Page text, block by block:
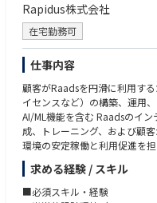
【働き方】
・部署の平均残業時間：約20ｈ
・休憩時間とは別に1日1回中断
・在宅勤務：あり
・フレックス勤務：業務に合
・転勤：なし
【職場の魅力】
・世界的にトップシェアをも
に関わる分野で活躍できます。
・電子ビーム描画装置全体の
れます。
部、サービス部等、様々な部
Rapidus株式会社
在宅勤務可
仕事内容
顧客がRaadsを円滑に利用す
イセンスなど）の構築、運用
AI/ML機能を含む Raadsのイ
成、トレーニング、および顧
環境の安定稼働と利用促進を担
Rapidusは2025年4月にパイロ
向けて試作を進めております。
求める経験 / スキル
■必須スキル・経験